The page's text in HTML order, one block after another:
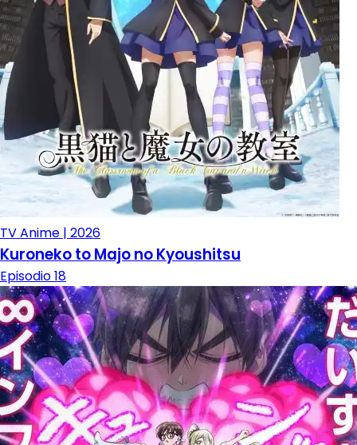
TV Anime | 2026
Kuroneko to Majo no Kyoushitsu
Episodio 18